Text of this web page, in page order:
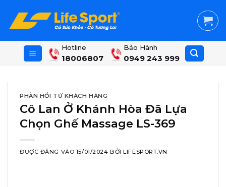
content
Hotline
18006807
Bảo Hành
0949 243 999
PHẢN HỒI TỪ KHÁCH HÀNG
Cô Lan Ở Khánh Hòa Đã Lựa
Chọn Ghế Massage LS-369
ĐƯỢC ĐĂNG VÀO 15/01/2024 BỞILIFESPORT.VN